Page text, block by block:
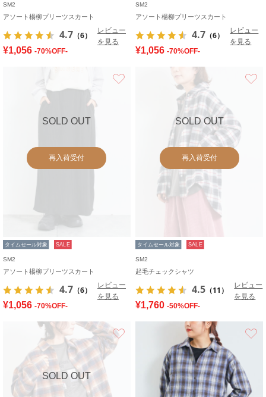
SM2
アソート楊柳プリーツスカート
4.7 （6）
レビュー
を見る
¥1,056 -70%OFF-
SM2
アソート楊柳プリーツスカート
4.7 （6）
レビュー
を見る
¥1,056 -70%OFF-
SOLD OUT
再入荷受付
タイムセール対象 SALE
SM2
アソート楊柳プリーツスカート
4.7 （6）
レビュー
を見る
¥1,056 -70%OFF-
SOLD OUT
再入荷受付
タイムセール対象 SALE
SM2
起毛チェックシャツ
4.5 （11）
レビュー
を見る
¥1,760 -50%OFF-
SOLD OUT